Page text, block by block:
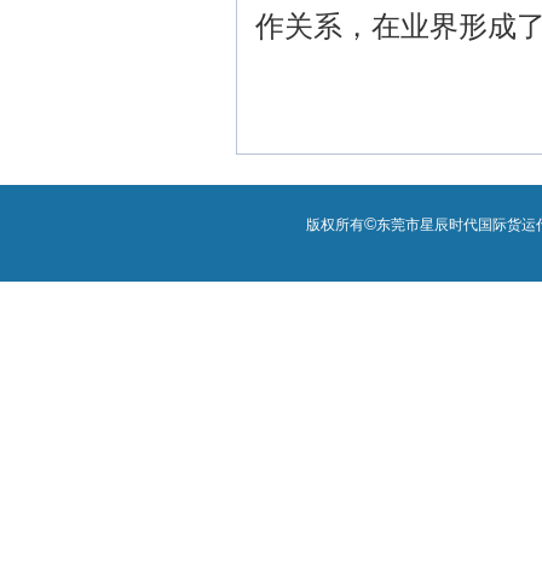
作关系，在业界形成
版权所有©东莞市星辰时代国际货